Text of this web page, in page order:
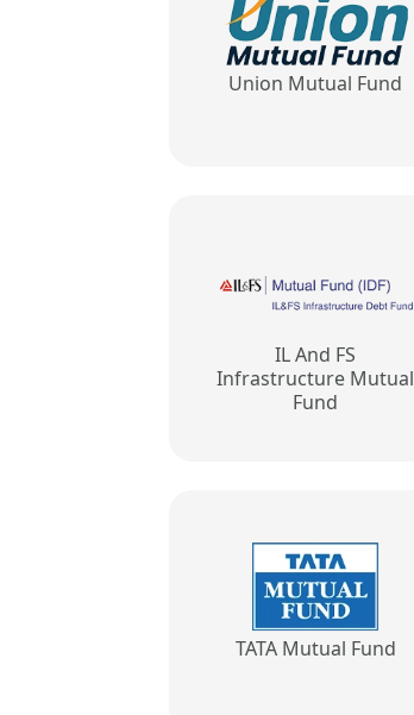
Union Mutual Fund
IL And FS
Infrastructure Mutual
Fund
TATA Mutual Fund